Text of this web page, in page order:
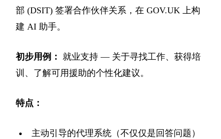
部 (DSIT) 签署合作伙伴关系，在 GOV.UK 上构
建 AI 助手。
初步用例： 就业支持 — 关于寻找工作、获得培
训、了解可用援助的个性化建议。
特点：
主动引导的代理系统（不仅仅是回答问题）